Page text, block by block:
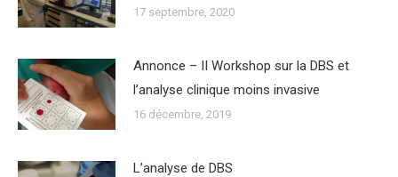
17 septembre, 2020
Annonce – II Workshop sur la DBS et
l’analyse clinique moins invasive
16 décembre, 2019
L’analyse de DBS